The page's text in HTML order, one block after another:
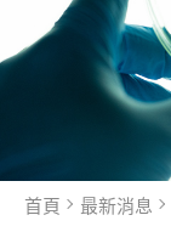
首頁 最新消息